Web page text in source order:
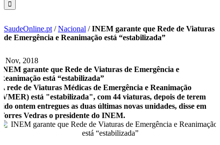
SaudeOnline.pt /Nacional /INEM garante que Rede de Viaturas
de Emergência e Reanimação está “estabilizada”
9 Nov, 2018
INEM garante que Rede de Viaturas de Emergência e
Reanimação está “estabilizada”
A rede de Viaturas Médicas de Emergência e Reanimação
(VMER) está "estabilizada", com 44 viaturas, depois de terem
sido ontem entregues as duas últimas novas unidades, disse em
Torres Vedras o presidente do INEM.